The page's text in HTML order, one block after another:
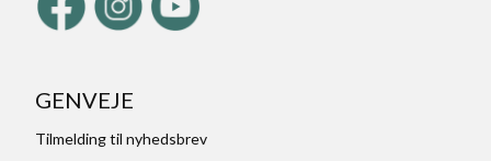
GENVEJE
Tilmelding til nyhedsbrev